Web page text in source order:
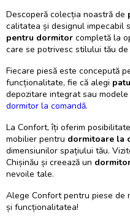
Descoperă colecția noastră de
calitatea și designul impecabil
pentru dormitor completă la
care se potrivesc stilului tău de
Fiecare piesă este concepută
funcționalitate, fie că alegi
depozitare integrat sau
dormitor la comandă.
La Confort, îți oferim
mobilier pentru dormitoare la
dimensiunilor spațiului tău.
Chișinău și creează un
nevoile tale.
Alege Confort pentru piese de
și funcționalitatea!